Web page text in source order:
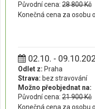
Původní cena: 28 800 Kč
Konečná cena za osobu
02.10. -
Odlet z: Praha
Strava: bez stravování
Možno přeobjednat na:
Původní cena: 21 900 Kč
Konečná cena za osobu